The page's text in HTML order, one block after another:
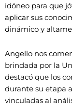
idóneo para que
aplicar sus
dinámico y
Angello nos
brindada por la
destacó que los
durante su etapa
vinculadas al